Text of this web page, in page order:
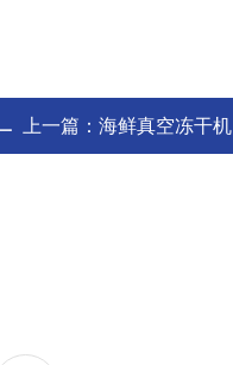
上一篇： 海鲜真空冻干机